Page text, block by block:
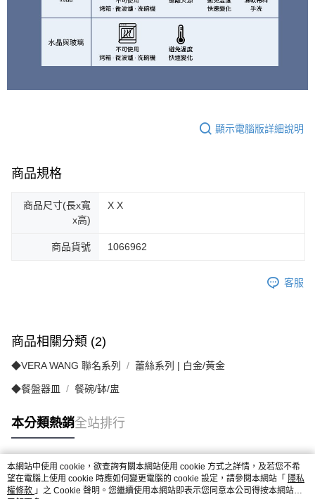
顯示電腦版詳細說明
商品規格
商品尺寸(長x寬
x高)
X X
商品貨號 1066962
客服
商品相關分類 (2)
◆VERA WANG 聯名系列 蕾絲系列 | 白金/黃金
◆餐盤器皿 餐碗/缽/盅
本分類熱銷全站排行
熱門標籤
本網站中使用 cookie，欲查詢有關本網站使用 cookie 方式之詳情，及若您不希
望在電腦上使用 cookie 時應如何變更電腦的 cookie 設定，請參閱本網站「 隱私
權條款 」之 Cookie 聲明。您繼續使用本網站即表示您同意本公司得按本網站使